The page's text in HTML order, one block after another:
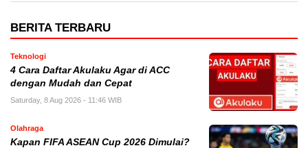
BERITA TERBARU
Teknologi
4 Cara Daftar Akulaku Agar di ACC
dengan Mudah dan Cepat
Saturday, 8 Aug 2026 - 11:46 WIB
Olahraga
Kapan FIFA ASEAN Cup 2026 Dimulai?